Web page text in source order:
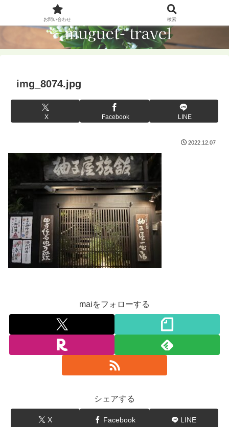
img_8074.jpg
X Facebook LINE
2022.12.07
maiをフォローする
シェアする
X Facebook LINE
お問い合わせ 検索